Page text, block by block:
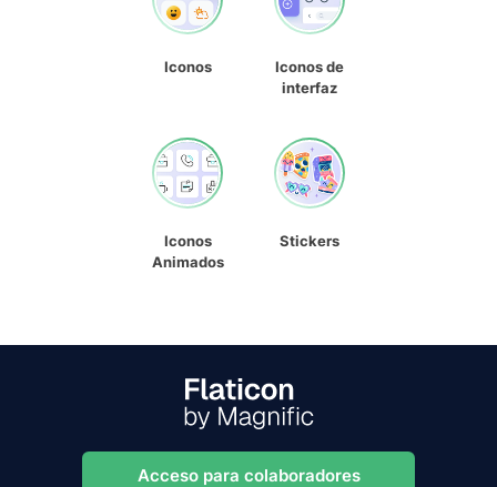
Iconos
Iconos de
interfaz
Iconos
Animados
Stickers
Acceso para colaboradores